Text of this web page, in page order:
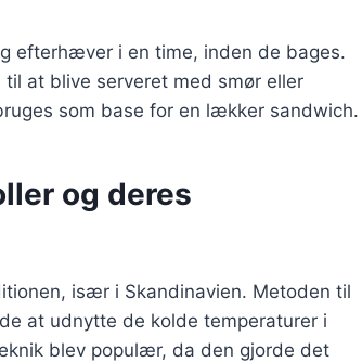
efterhæver i en time, inden de bages.
at blive serveret med smør eller
som base for en lækker sandwich.
og deres
især i Skandinavien. Metoden til
at udnytte de kolde temperaturer i
blev populær, da den gjorde det